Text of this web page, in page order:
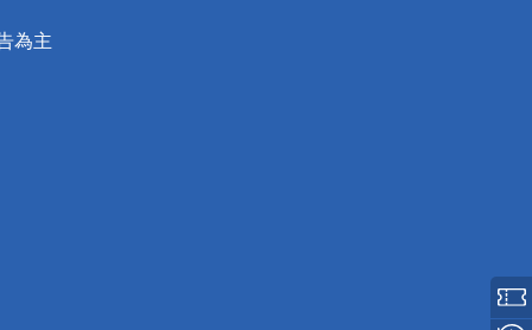
為主